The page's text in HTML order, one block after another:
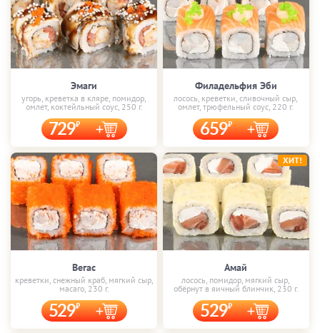
Эмаги
угорь, креветка в кляре, помидор,
омлет, коктейльный соус, 250 г.
729
Филадельфия Эби
лосось, креветки, сливочный сыр,
омлет, трюфельный соус, 220 г.
659
Вегас
креветки, снежный краб, мягкий сыр,
масаго, 230 г.
529
Амай
лосось, помидор, мягкий сыр,
обёрнут в яичный блинчик, 230 г.
529
ХИТ!